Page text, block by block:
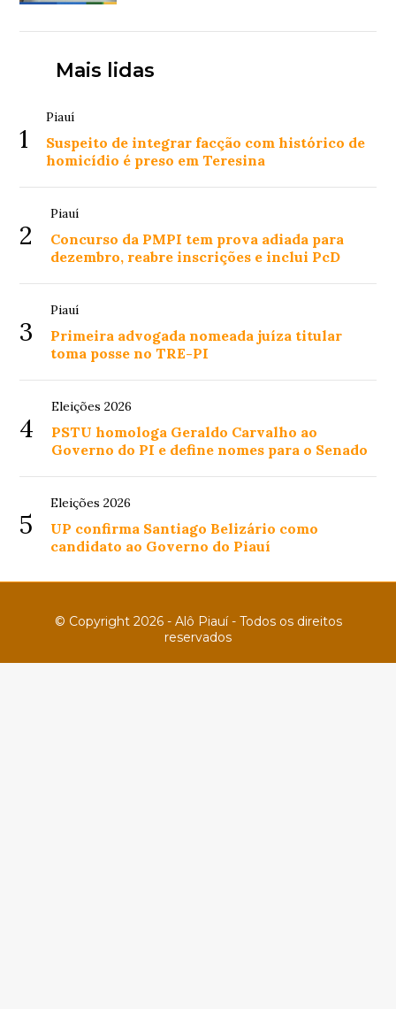
Mais lidas
1
Piauí
Suspeito de integrar facção com histórico de
homicídio é preso em Teresina
2
Piauí
Concurso da PMPI tem prova adiada para
dezembro, reabre inscrições e inclui PcD
3
Piauí
Primeira advogada nomeada juíza titular
toma posse no TRE-PI
4
Eleições 2026
PSTU homologa Geraldo Carvalho ao
Governo do PI e define nomes para o Senado
5
Eleições 2026
UP confirma Santiago Belizário como
candidato ao Governo do Piauí
© Copyright 2026 - Alô Piauí - Todos os direitos
reservados